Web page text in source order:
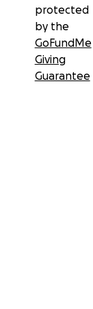
protected
by the
GoFundMe
Giving
Guarantee